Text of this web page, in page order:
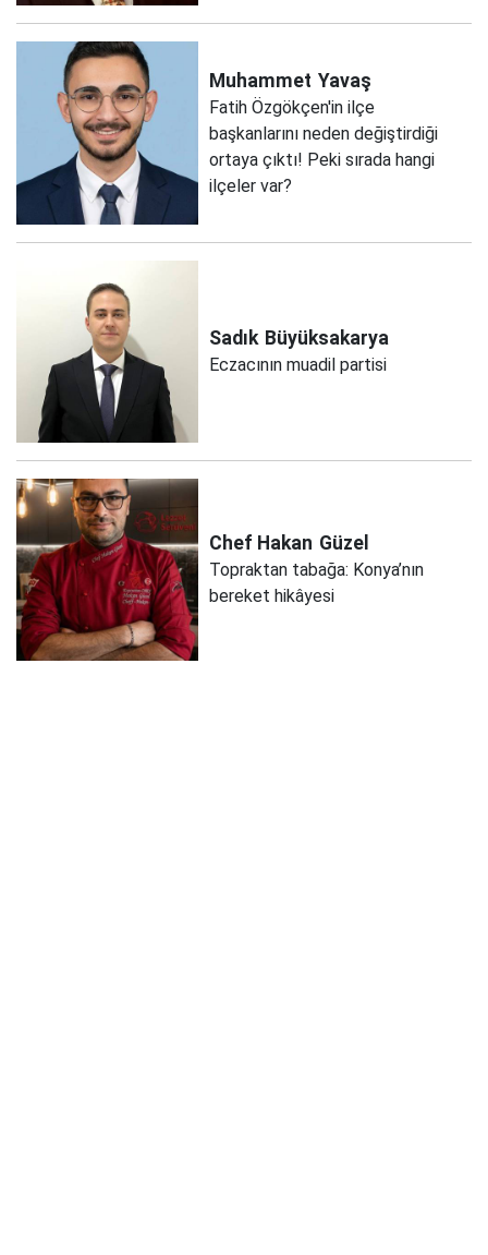
Muhammet Yavaş
Fatih Özgökçen'in ilçe
başkanlarını neden değiştirdiği
ortaya çıktı! Peki sırada hangi
ilçeler var?
Sadık Büyüksakarya
Eczacının muadil partisi
Chef Hakan Güzel
Topraktan tabağa: Konya’nın
bereket hikâyesi